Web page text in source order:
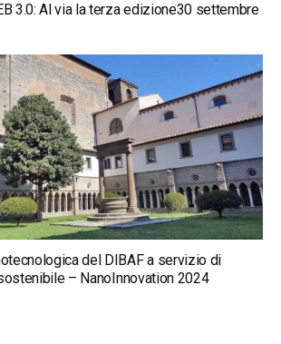
3.0: Al via la terza edizione30 settembre
del DIBAF a servizio di
– NanoInnovation 2024